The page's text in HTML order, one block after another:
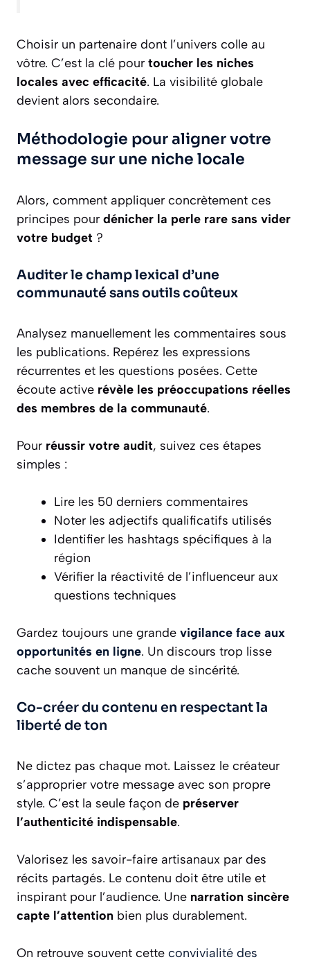
Choisir un partenaire dont l’univers colle au
vôtre. C’est la clé pour toucher les niches
locales avec efficacité. La visibilité globale
devient alors secondaire.
Méthodologie pour aligner votre
message sur une niche locale
Alors, comment appliquer concrètement ces
principes pour dénicher la perle rare sans vider
votre budget ?
Auditer le champ lexical d’une
communauté sans outils coûteux
Analysez manuellement les commentaires sous
les publications. Repérez les expressions
récurrentes et les questions posées. Cette
écoute active révèle les préoccupations réelles
des membres de la communauté.
Pour réussir votre audit, suivez ces étapes
simples :
Lire les 50 derniers commentaires
Noter les adjectifs qualificatifs utilisés
Identifier les hashtags spécifiques à la
région
Vérifier la réactivité de l’influenceur aux
questions techniques
Gardez toujours une grande vigilance face aux
opportunités en ligne. Un discours trop lisse
cache souvent un manque de sincérité.
Co-créer du contenu en respectant la
liberté de ton
Ne dictez pas chaque mot. Laissez le créateur
s’approprier votre message avec son propre
style. C’est la seule façon de préserver
l’authenticité indispensable.
Valorisez les savoir-faire artisanaux par des
récits partagés. Le contenu doit être utile et
inspirant pour l’audience. Une narration sincère
capte l’attention bien plus durablement.
On retrouve souvent cette convivialité des